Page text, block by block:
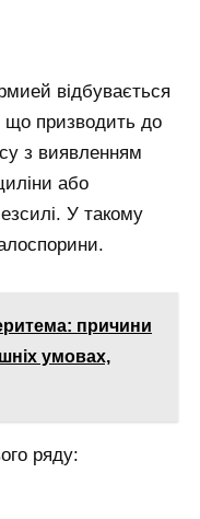
відбувається
що призводить до
з виявленням
або
У такому
причини
умовах,
ряду: